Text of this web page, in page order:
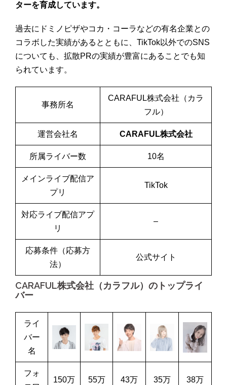
ターを育成しています。
過去にドミノピザやコカ・コーラなどの有名企業との
コラボした実績があるとともに、TikTok以外でのSNS
についても、拡散PRの実績が豊富にあることでも知
られています。
事務所名
CARAFUL株式会社（カラ
フル）
運営会社名 CARAFUL株式会社
所属ライバー数 10名
メインライブ配信ア
プリ
TikTok
対応ライブ配信アプ
リ
–
応募条件（応募方
法）
公式サイト
CARAFUL株式会社（カラフル）のトップライ
バー
ライ
バー
名
フォ
150万 55万 43万 35万 38万